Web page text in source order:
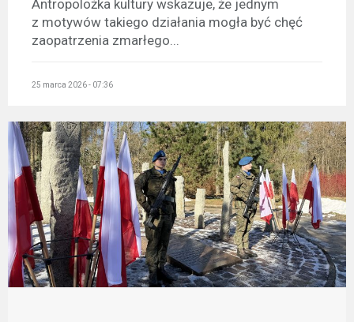
Antropolożka kultury wskazuje, że jednym
z motywów takiego działania mogła być chęć
zaopatrzenia zmarłego...
25 marca 2026 - 07:36